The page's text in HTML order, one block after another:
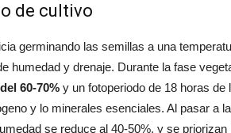
de cultivo
germinando las semillas a una
humedad y drenaje. Durante la fase
60-70% y un fotoperiodo de 18 horas
y lo minerales esenciales. Al pasar a
se reduce al 40-50%, y se